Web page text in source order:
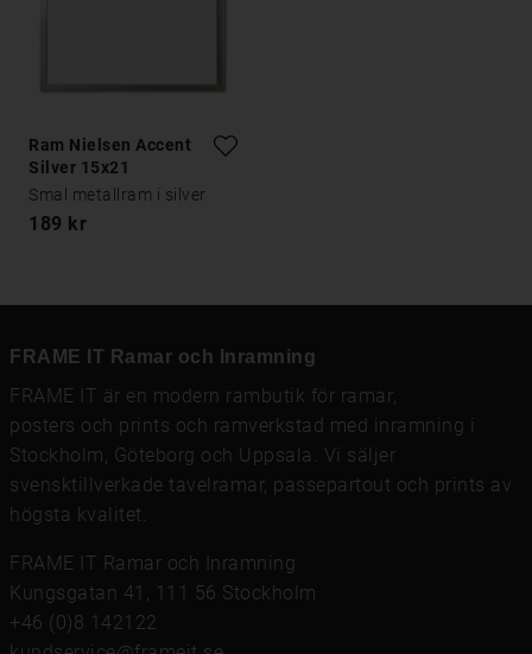
Ram Nielsen Accent
Silver 15x21
Smal metallram i silver
189 kr
FRAME IT Ramar och Inramning
FRAME IT är en modern rambutik för ramar
posters och prints och ramverkstad med inramning i
Stockholm, Göteborg och Uppsala. Vi säljer
svensktillverkade tavelramar, passepartout och prints av
högsta kvalitet.
FRAME IT Ramar och Inramning
Kungsgatan 41, 111 56 Stockholm
+46 (0)8 142122